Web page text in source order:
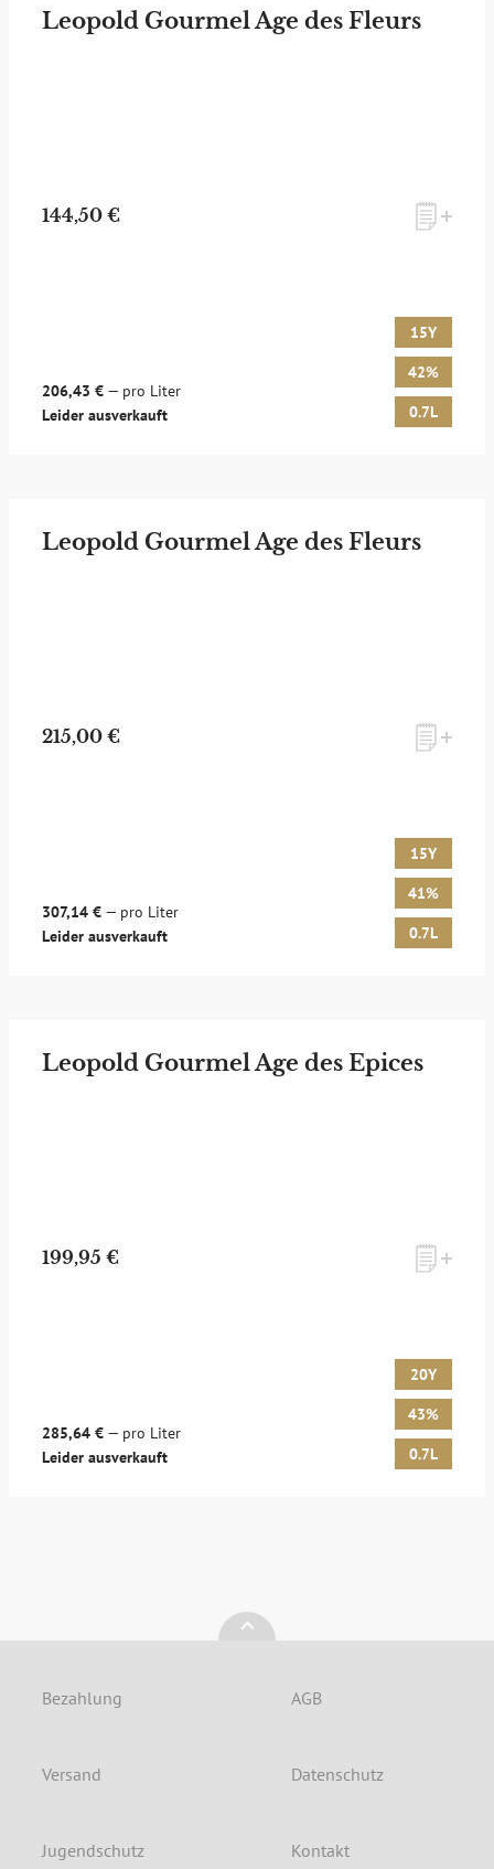
Leopold Gourmel Age des Fleurs
144,50 €
206,43 € — pro Liter
Leider ausverkauft
15Y
42%
0.7L
Leopold Gourmel Age des Fleurs
215,00 €
307,14 € — pro Liter
Leider ausverkauft
15Y
41%
0.7L
Leopold Gourmel Age des Epices
199,95 €
285,64 € — pro Liter
Leider ausverkauft
20Y
43%
0.7L
Bezahlung
Versand
AGB
Datenschutz
Jugendschutz Kontakt